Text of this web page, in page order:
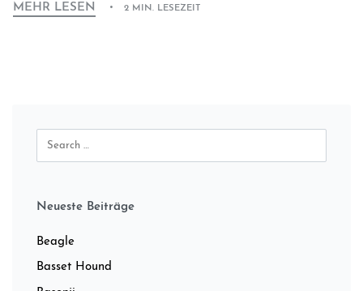
MEHR LESEN 2 MIN. LESEZEIT
Neueste Beiträge
Beagle
Basset Hound